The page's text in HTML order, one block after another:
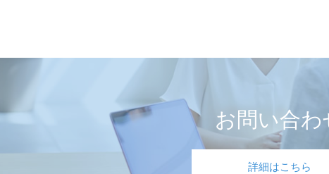
お問い合わ
詳細はこちら